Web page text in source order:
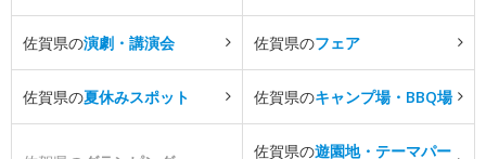
佐賀県の演劇・講演会 佐賀県のフェア
佐賀県の夏休みスポット 佐賀県のキャンプ場・BBQ場
佐賀県の遊園地・テーマパー